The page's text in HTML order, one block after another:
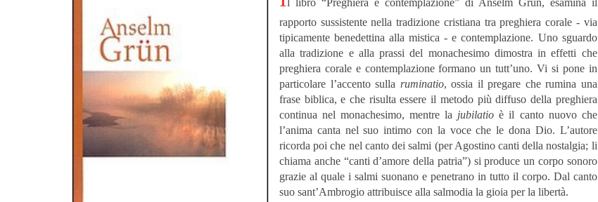
l libro “Preghiera e contemplazione” di Anselm Grün, esamina il
rapporto sussistente nella tradizione cristiana tra preghiera corale - via
tipicamente benedettina alla mistica - e contemplazione. Uno sguardo
alla tradizione e alla prassi del monachesimo dimostra in effetti che
preghiera corale e contemplazione formano un tutt’uno.Vi si pone in
particolare l’accento sulla ruminatio, ossia il pregare che rumina una
frase biblica, e che risulta essere il metodo più diffuso della preghiera
continua nel monachesimo, mentre la jubilatio è il canto nuovo che
l’anima canta nel suo intimo con la voce che le dona Dio. L’autore
ricorda poi che nel canto dei salmi (per Agostino canti della nostalgia; li
chiama anche “canti d’amore della patria”) si produce un corpo sonoro
grazie al quale i salmi suonano e penetrano in tutto il corpo. Dal canto
suo sant’Ambrogio attribuisce alla salmodia la gioia per la libertà.